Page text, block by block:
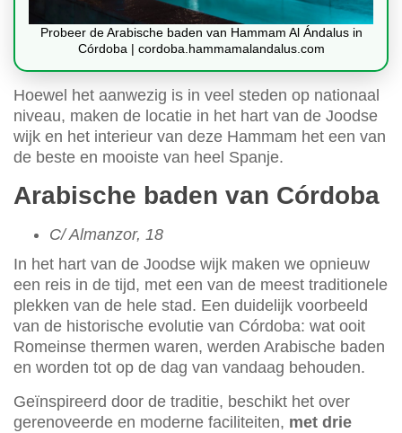
Probeer de Arabische baden van Hammam Al Ándalus in
Córdoba | cordoba.hammamalandalus.com
Hoewel het aanwezig is in veel steden op nationaal
niveau, maken de locatie in het hart van de Joodse
wijk en het interieur van deze Hammam het een van
de beste en mooiste van heel Spanje.
Arabische baden van Córdoba
C/ Almanzor, 18
In het hart van de Joodse wijk maken we opnieuw
een reis in de tijd, met een van de meest traditionele
plekken van de hele stad. Een duidelijk voorbeeld
van de historische evolutie van Córdoba: wat ooit
Romeinse thermen waren, werden Arabische baden
en worden tot op de dag van vandaag behouden.
Geïnspireerd door de traditie, beschikt het over
gerenoveerde en moderne faciliteiten, met drie